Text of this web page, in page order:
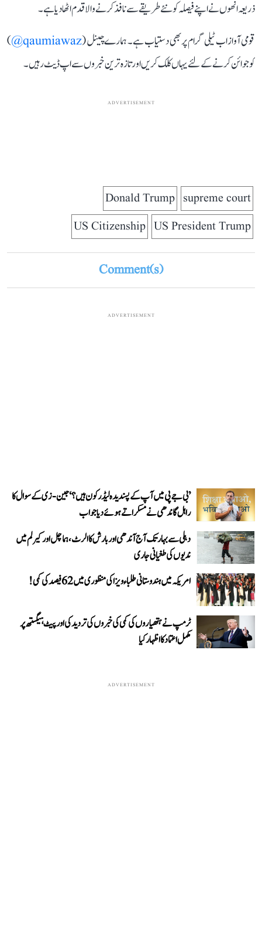
ذریعہ انھوں نے اپنے فیصلہ کو نئے طریقے سے نافذ کرنے والا قدم اٹھا دیا ہے۔
قومی آواز اب ٹیلی گرام پر بھی دستیاب ہے۔ ہمارے چینل (qaumiawaz@
)
کو جوائن کرنے کے لئے یہاں کلک کریں اور تازہ ترین خبروں سے اپ ڈیٹ رہیں۔
ADVERTISEMENT
supreme court
Donald Trump
US President Trump
US Citizenship
Comment(s)
ADVERTISEMENT
’بی جے پی میں آپ کے پسندیدہ لیڈر کون ہیں؟‘ جین-زی کے سوال کا
راہل گاندھی نے مسکراتے ہوئے دیا جواب
دہلی سے بہار تک آج آندھی اور بارش کا الرٹ، ہماچل اور کیرلم میں
ندیوں کی طغیانی جاری
امریکہ میں ہندوستانی طلباء ویزا کی منظوری میں 62 فیصد کی کمی!
ٹرمپ نے ہتھیاروں کی کمی کی خبروں کی تردید کی اور پیٹ ہیگستھ پر
مکمل اعتماد کا اظہار کیا
ADVERTISEMENT